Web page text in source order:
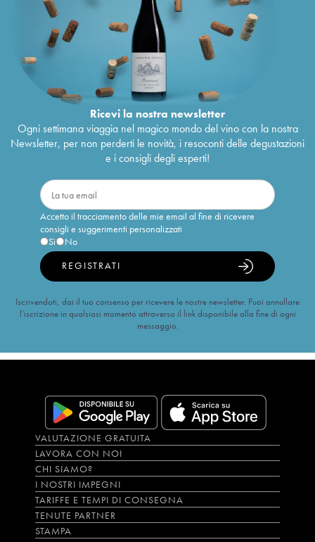
Ricevi la nostra newsletter
Ogni settimana viaggia nel magico mondo del vino con la nostra
Newsletter, per non perderti le novità, i resoconti delle degustazioni
e i consigli degli esperti!
Accetto il tracciamento delle mie email al fine di ricevere
consigli e suggerimenti personalizzati
Sì
No
REGISTRATI
Iscrivendoti, dai il tuo consenso per ricevere le nostre newsletter. Puoi annullare
l’iscrizione in qualsiasi momento attraverso il link disponibile alla fine di ogni
messaggio.
VALUTAZIONE GRATUITA
LAVORA CON NOI
CHI SIAMO?
I NOSTRI IMPEGNI
TARIFFE E TEMPI DI CONSEGNA
TENUTE PARTNER
STAMPA